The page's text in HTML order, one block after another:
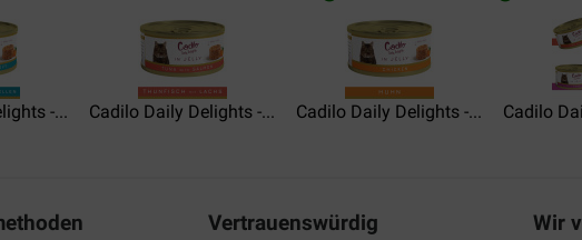
-... Cadilo Daily Delights -... Cadilo Daily Delights -... Cadilo
Vertrauenswürdig
Wir